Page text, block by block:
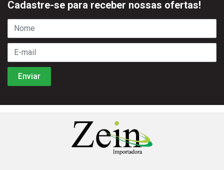
Cadastre-se para receber nossas ofertas!